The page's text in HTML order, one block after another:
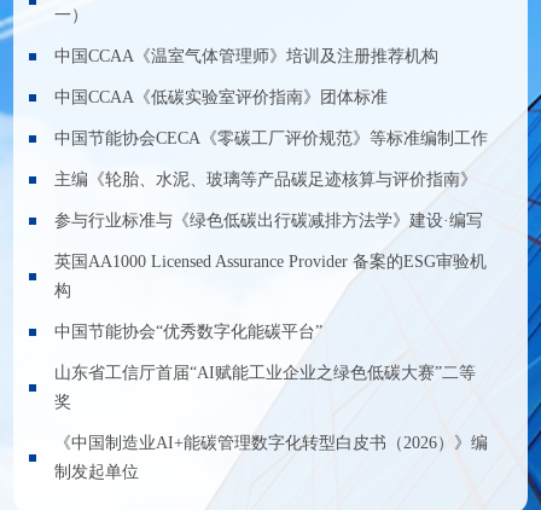
一）
中国CCAA《温室气体管理师》培训及注册推荐机构
中国CCAA《低碳实验室评价指南》团体标准
中国节能协会CECA《零碳工厂评价规范》等标准编制工作
主编《轮胎、水泥、玻璃等产品碳足迹核算与评价指南》
参与行业标准与《绿色低碳出行碳减排方法学》建设·编写
英国AA1000 Licensed Assurance Provider 备案的ESG审验机
构
中国节能协会“优秀数字化能碳平台”
山东省工信厅首届“AI赋能工业企业之绿色低碳大赛”二等
奖
《中国制造业AI+能碳管理数字化转型白皮书（2026）》编
制发起单位